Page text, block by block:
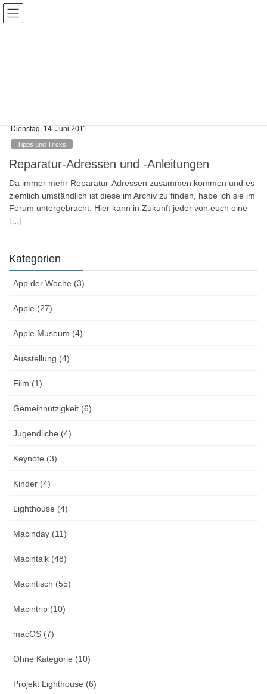
Skip
Skip
Dienstag, 14. Juni 2011
Tipps und Tricks
Reparatur-Adressen und -Anleitungen
Da immer mehr Reparatur-Adressen zusammen kommen und es
ziemlich umständlich ist diese im Archiv zu finden, habe ich sie im
Forum untergebracht. Hier kann in Zukunft jeder von euch eine
[…]
Kategorien
App der Woche (3)
Apple (27)
Apple Museum (4)
Ausstellung (4)
Film (1)
Gemeinnützigkeit (6)
Jugendliche (4)
Keynote (3)
Kinder (4)
Lighthouse (4)
Macinday (11)
Macintalk (48)
Macintisch (55)
Macintrip (10)
macOS (7)
Ohne Kategorie (10)
Projekt Lighthouse (6)